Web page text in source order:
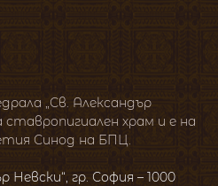
„Св. Александър
храм и е на
Синод на БПЦ.
Невски“, гр. София – 1000